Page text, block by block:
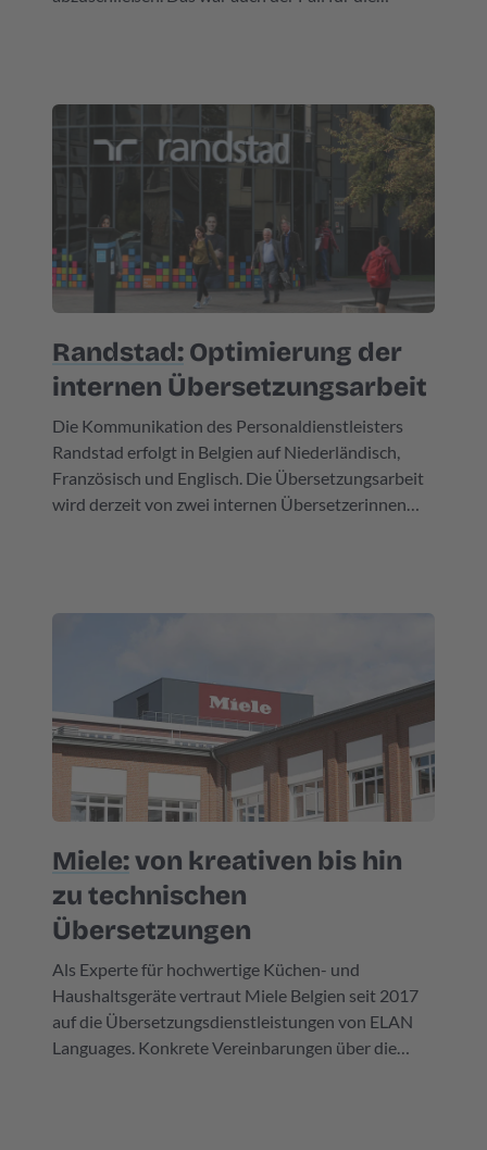
Randstad: Optimierung der
internen Übersetzungsarbeit
Die Kommunikation des Personaldienstleisters
Randstad erfolgt in Belgien auf Niederländisch,
Französisch und Englisch. Die Übersetzungsarbeit
wird derzeit von zwei internen Übersetzerinnen
Miele:von kreativen bis hin
zu technischen
Übersetzungen
Als Experte für hochwertige Küchen- und
Haushaltsgeräte vertraut Miele Belgien seit 2017
auf die Übersetzungsdienstleistungen von ELAN
Languages. Konkrete Vereinbarungen über die